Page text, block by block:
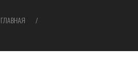
ГЛАВНАЯ